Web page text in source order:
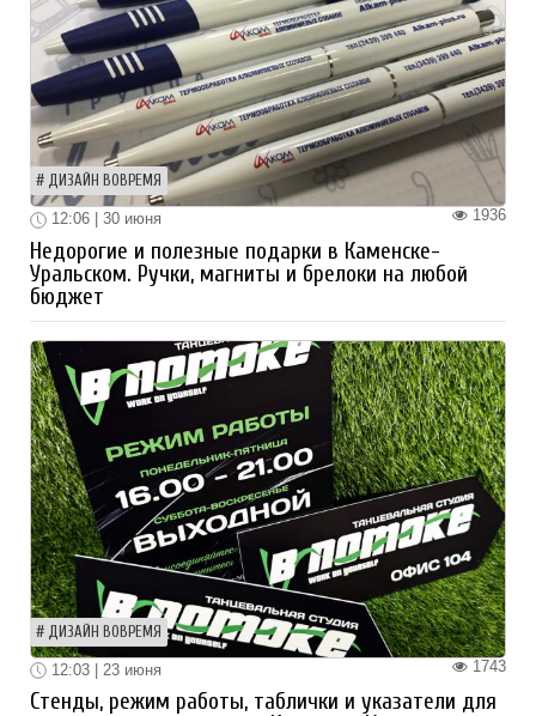
ДИЗАЙН ВОВРЕМЯ
1936
12:06 | 30 июня
Недорогие и полезные подарки в Каменске-
Уральском. Ручки, магниты и брелоки на любой
бюджет
ДИЗАЙН ВОВРЕМЯ
1743
12:03 | 23 июня
Стенды, режим работы, таблички и указатели для